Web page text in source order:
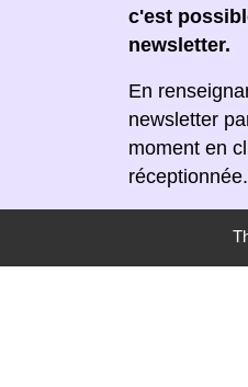
c'est
newsletter.
En
newsletter
moment en
réceptionnée.